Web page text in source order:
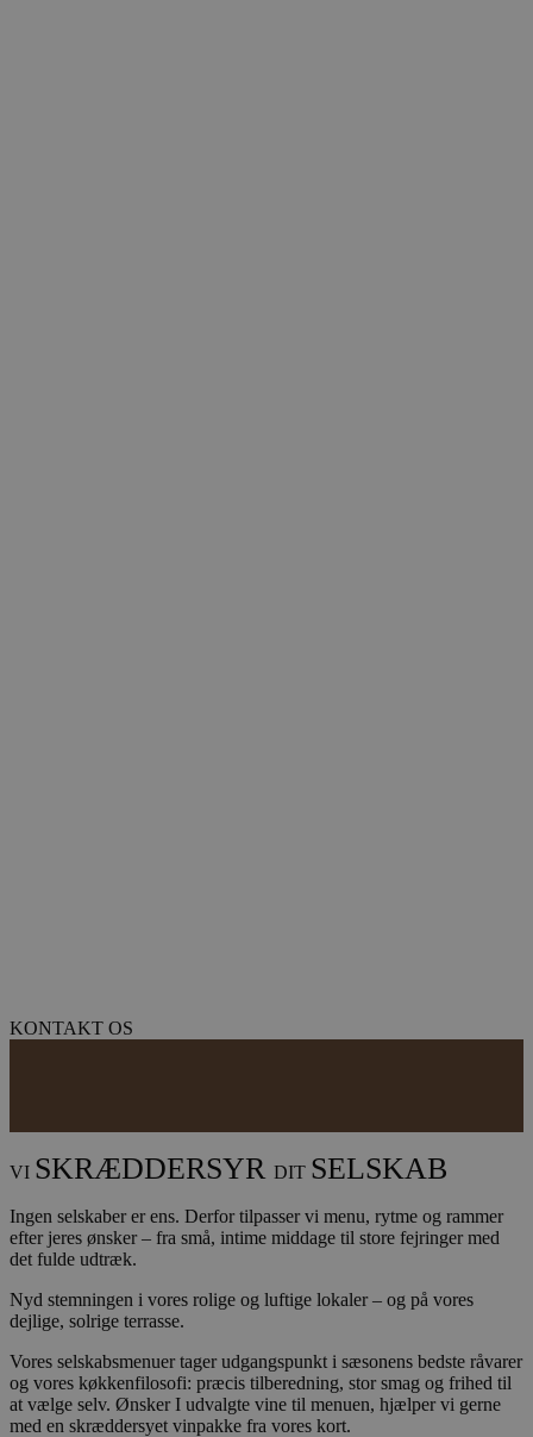
KONTAKT OS
VI SKRÆDDERSYR DIT SELSKAB
Ingen selskaber er ens. Derfor tilpasser vi menu, rytme og rammer
efter jeres ønsker – fra små, intime middage til store fejringer med
det fulde udtræk.
Nyd stemningen i vores rolige og luftige lokaler – og på vores
dejlige, solrige terrasse.
Vores selskabsmenuer tager udgangspunkt i sæsonens bedste råvarer
og vores køkkenfilosofi: præcis tilberedning, stor smag og frihed til
at vælge selv. Ønsker I udvalgte vine til menuen, hjælper vi gerne
med en skræddersyet vinpakke fra vores kort.